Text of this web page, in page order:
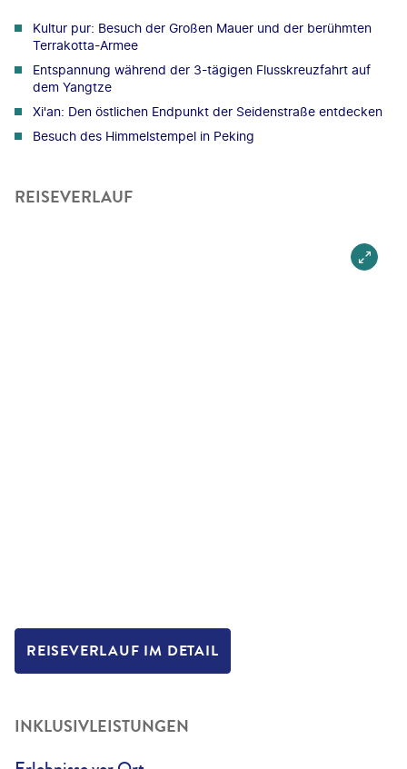
Kultur pur: Besuch der Großen Mauer und der berühmten
Terrakotta-Armee
Entspannung während der 3-tägigen Flusskreuzfahrt auf
dem Yangtze
Xi'an: Den östlichen Endpunkt der Seidenstraße entdecken
Besuch des Himmelstempel in Peking
REISEVERLAUF
REISEVERLAUF IM DETAIL
INKLUSIVLEISTUNGEN